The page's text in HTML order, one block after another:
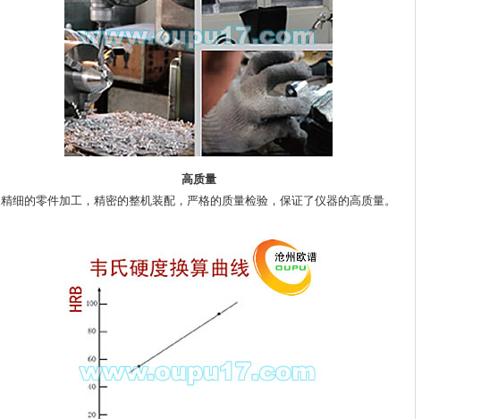
高质量
精细的零件加工，精密的整机装配，严格的质量检验，保证了仪器的高质量。